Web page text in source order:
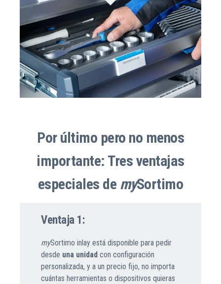
Por último pero no menos
importante: Tres ventajas
especiales de mySortimo
Ventaja 1:
mySortimo inlay está disponible para pedir
desde una unidad con configuración
personalizada, y a un precio fijo, no importa
cuántas herramientas o dispositivos quieras